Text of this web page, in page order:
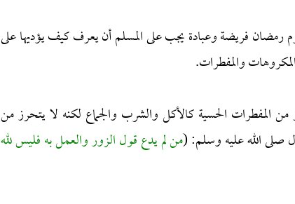
رمضان فريضة وعبادة يجب على المسلم أن يعرف كيف يؤديها على
والمفطرات.
المفطرات الحسية كالأكل والشرب والجماع لكنه لا يتحرز من
صلى الله عليه وسلم: (من لم يدع قول الزور والعمل به فليس لله